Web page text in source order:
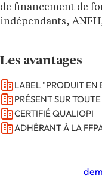
de financement de
indépendants,
Les avantages
LABEL "PRODUIT EN
PRÉSENT SUR
CERTIFIÉ QUALIOPI
ADHÉRANT À LA